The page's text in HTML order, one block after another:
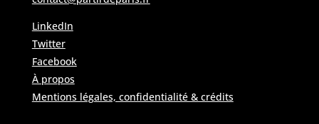
LinkedIn
Twitter
Facebook
À propos
Mentions légales, confidentialité & crédits